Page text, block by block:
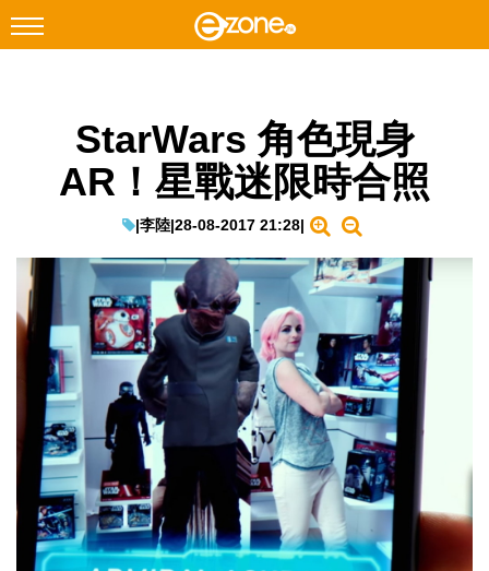
Facebook Instagram
科技焦點
遊戲動漫
教學評測
EduTech
IT Times
生成式AI與雲端應用
Enterprise Digital Transformation
特集
StarWars 角色現身
AR！星戰迷限時合照
|李陸|28-08-2017 21:28|